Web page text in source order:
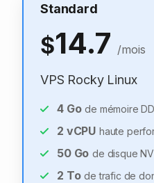
Standard
$14.7 /mois
VPS Rocky Linux
4Go de mémoire
2 vCPU haute
50Go de disque
2 To de trafic de